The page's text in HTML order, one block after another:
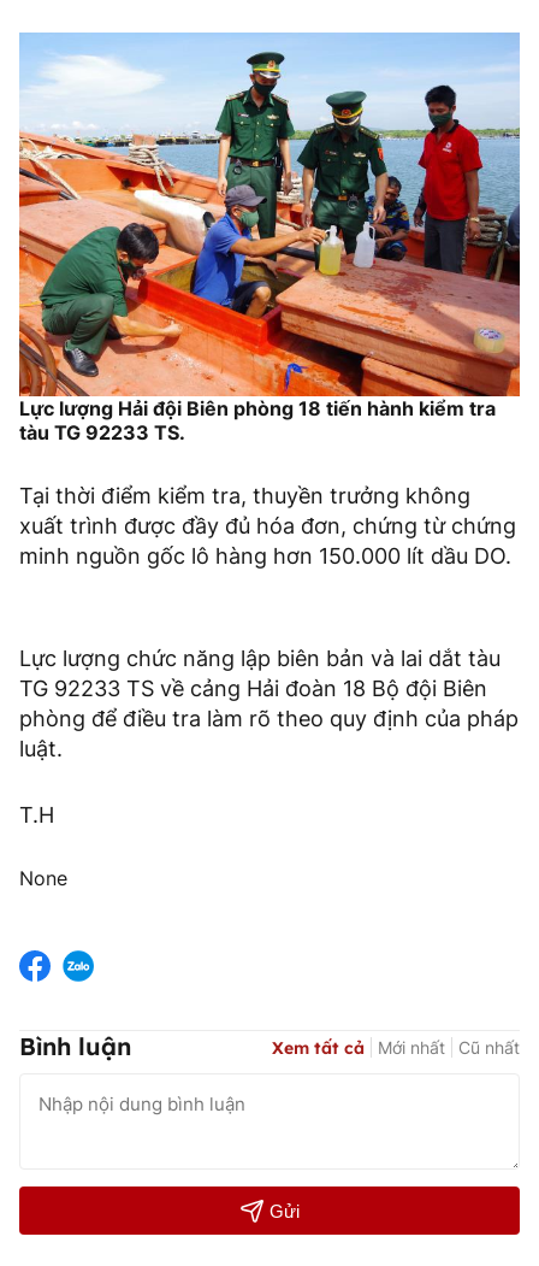
Lực lượng Hải đội Biên phòng 18 tiến hành kiểm tra
tàu TG 92233 TS.
Tại thời điểm kiểm tra, thuyền trưởng không
xuất trình được đầy đủ hóa đơn, chứng từ chứng
minh nguồn gốc lô hàng hơn 150.000 lít dầu DO.
Lực lượng chức năng lập biên bản và lai dắt tàu
TG 92233 TS về cảng Hải đoàn 18 Bộ đội Biên
phòng để điều tra làm rõ theo quy định của pháp
luật.
T.H
None
Bình luận Xem tất cả Mới nhất Cũ nhất
Gửi